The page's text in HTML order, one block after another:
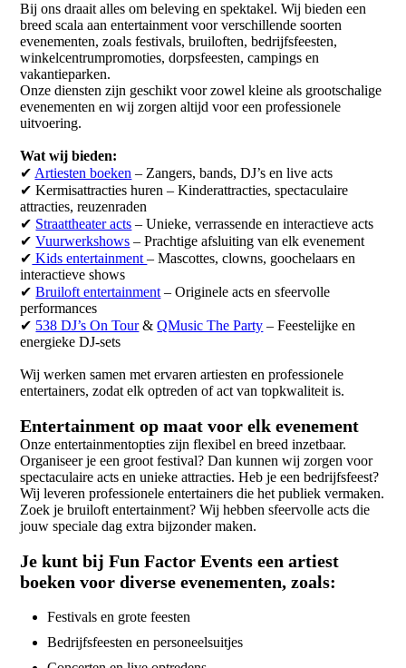
Bij ons draait alles om beleving en spektakel. Wij bieden een
breed scala aan entertainment voor verschillende soorten
evenementen, zoals festivals, bruiloften, bedrijfsfeesten,
winkelcentrumpromoties, dorpsfeesten, campings en
vakantieparken.
Onze diensten zijn geschikt voor zowel kleine als grootschalige
evenementen en wij zorgen altijd voor een professionele
uitvoering.
Wat wij bieden:
✔ Artiesten boeken – Zangers, bands, DJ’s en live acts
✔ Kermisattracties huren – Kinderattracties, spectaculaire
attracties, reuzenraden
✔ Straattheater acts – Unieke, verrassende en interactieve acts
✔Vuurwerkshows – Prachtige afsluiting van elk evenement
✔ Kids entertainment– Mascottes, clowns, goochelaars en
interactieve shows
✔Bruiloft entertainment – Originele acts en sfeervolle
performances
✔ 538 DJ’s On Tour&QMusic The Party – Feestelijke en
energieke DJ-sets
Wij werken samen met ervaren artiesten en professionele
entertainers, zodat elk optreden of act van topkwaliteit is.
Entertainment op maat voor elk evenement
Onze entertainmentopties zijn flexibel en breed inzetbaar.
Organiseer je een groot festival? Dan kunnen wij zorgen voor
spectaculaire acts en unieke attracties. Heb je een bedrijfsfeest?
Wij leveren professionele entertainers die het publiek vermaken.
Zoek je bruiloft entertainment? Wij hebben sfeervolle acts die
jouw speciale dag extra bijzonder maken.
Je kunt bij Fun Factor Events een artiest
boeken voor diverse evenementen, zoals:
Festivals en grote feesten
Bedrijfsfeesten en personeelsuitjes